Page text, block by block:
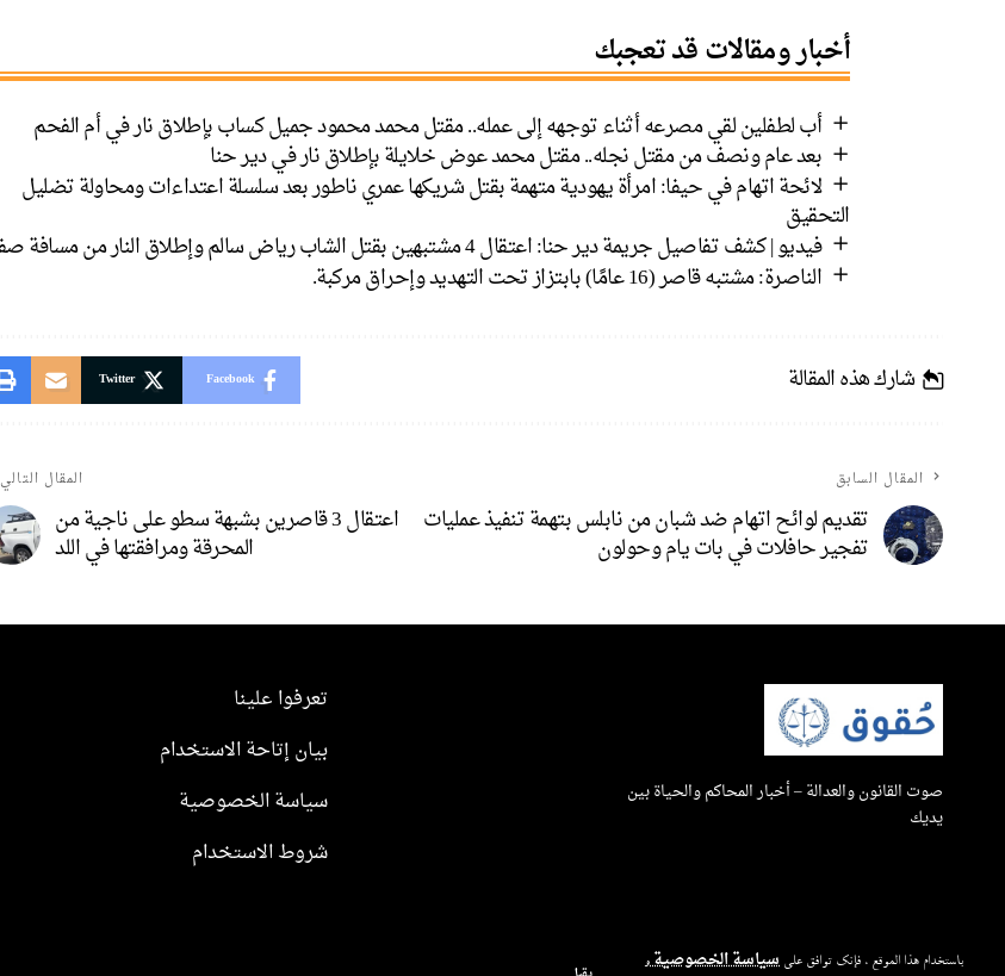
باستخدام هذا الموقع ، فإنك توافق على سياسة الخصوصيةو
أخبار ومقالات قد تعجبك
أب لطفلين لقي مصرعه أثناء توجهه إلى عمله.. مقتل محمد محمود جميل كساب بإطلاق نار في أم الفحم
بعد عام ونصف من مقتل نجله.. مقتل محمد عوض خلايلة بإطلاق نار في دير حنا
لائحة اتهام في حيفا: امرأة يهودية متهمة بقتل شريكها عمري ناطور بعد سلسلة اعتداءات ومحاولة تضليل
التحقيق
فيديو | كشف تفاصيل جريمة دير حنا: اعتقال 4 مشتبهين بقتل الشاب رياض سالم وإطلاق النار من مسافة صفر
الناصرة: مشتبه قاصر (16 عامًا) بابتزاز تحت التهديد وإحراق مركبة.
شارك هذه المقالة Facebook
Twitter
المقال السابق
تقديم لوائح اتهام ضد شبان من نابلس بتهمة تنفيذ عمليات
تفجير حافلات في بات يام وحولون
المقال التالي
اعتقال 3 قاصرين بشبهة سطو على ناجية من
المحرقة ومرافقتها في اللد
صوت القانون والعدالة – أخبار المحاكم والحياة بين
يديك
تعرفوا علينا
بيان إتاحة الاستخدام
سياسة الخصوصية
شروط الاستخدام